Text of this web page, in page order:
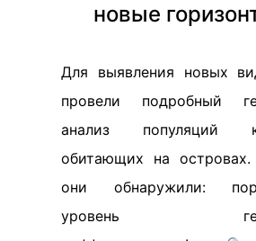
новые
Для выявления новых
провели подробный
анализ популяций
обитающих на
они обнаружили:
уровень